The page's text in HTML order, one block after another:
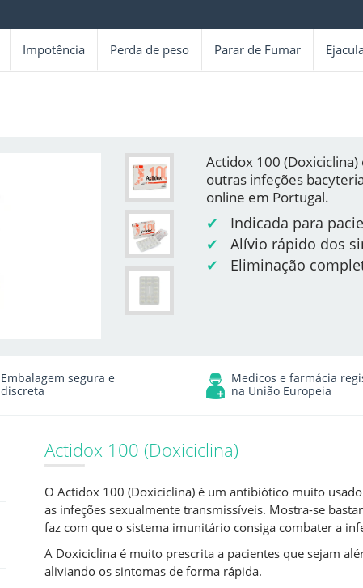
Impotência Perda de peso Parar de Fumar
Actidox 100
outras infeções
online em Portugal.
✔
Indicada para
✔
Alívio rápido dos
✔
Eliminação
Embalagem segura e
discreta
Medicos e farmácia
na União Europeia
Actidox 100 (Doxiciclina)
O Actidox 100 (Doxiciclina) é um antibiótico muito
as infeções sexualmente transmissíveis. Mostra-se
faz com que o sistema imunitário consiga combater a
A Doxiciclina é muito prescrita a pacientes que sejam
aliviando os sintomas de forma rápida.